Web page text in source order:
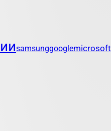
ииsamsunggooglemicrosoft